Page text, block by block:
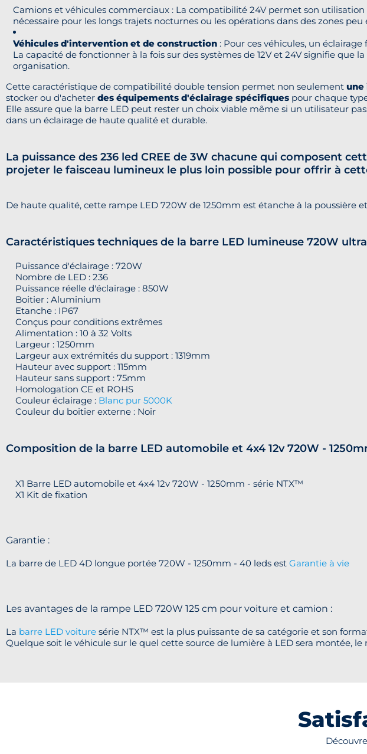
Camions et véhicules commerciaux : La compatibilité 24V permet son
nécessaire pour les longs trajets nocturnes ou les opérations dans des zones peu
Véhicules d'intervention et de construction : Pour ces véhicules, un
La capacité de fonctionner à la fois sur des systèmes de 12V et 24V signifie
organisation.
Cette caractéristique de compatibilité double tension permet non seulement une
stocker ou d'acheter des équipements d'éclairage spécifiques pour chaque
Elle assure que la barre LED peut rester un choix viable même si un utilisateur
dans un éclairage de haute qualité et durable.
La puissance des 236 led CREE de 3W chacune qui composent
projeter le faisceau lumineux le plus loin possible pour offrir à
De haute qualité, cette rampe LED 720W de 1250mm est étanche à la
Caractéristiques techniques de la barre LED lumineuse 720W
Puissance d'éclairage : 720W
Nombre de LED : 236
Puissance réelle d'éclairage : 850W
Boitier : Aluminium
Etanche : IP67
Conçus pour conditions extrêmes
Alimentation : 10 à 32 Volts
Largeur : 1250mm
Largeur aux extrémités du support : 1319mm
Hauteur avec support : 115mm
Hauteur sans support : 75mm
Homologation CE et ROHS
Couleur éclairage : Blanc pur 5000K
Couleur du boitier externe : Noir
Composition de la barre LED automobile et 4x4 12v 720W -
X1 Barre LED automobile et 4x4 12v 720W - 1250mm - série NTX™
X1 Kit de fixation
Garantie :
La barre de LED 4D longue portée 720W - 1250mm - 40 leds est Garantie à vie
Les avantages de la rampe LED 720W 125 cm pour voiture et camion :
La barre LED voiture série NTX™ est la plus puissante de sa catégorie et son
Quelque soit le véhicule sur le quel cette source de lumière à LED sera montée, le